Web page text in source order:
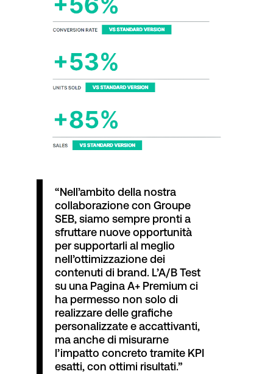
“Nell’ambito della nostra
collaborazione con Groupe
SEB, siamo sempre pronti a
sfruttare nuove opportunità
per supportarli al meglio
nell’ottimizzazione dei
contenuti di brand. L’A/B Test
su una Pagina A+ Premium ci
ha permesso non solo di
realizzare delle grafiche
personalizzate e accattivanti,
ma anche di misurarne
l’impatto concreto tramite KPI
esatti, con ottimi risultati.”